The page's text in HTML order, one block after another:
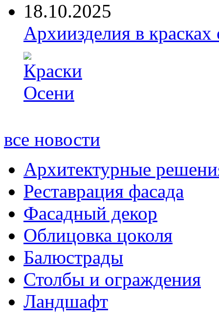
18.10.2025
Архиизделия в красках
все новости
Архитектурные
Реставрация фасада
Фасадный декор
Облицовка цоколя
Балюстрады
Столбы и ограждения
Ландшафт